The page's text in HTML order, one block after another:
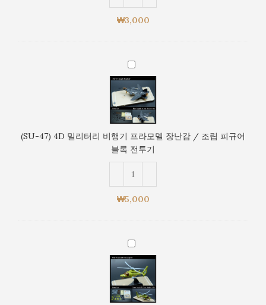
블
록
기
프
라
장
난
감
/
조
립
피
어
블
록
기
₩3,000
(SU-
47)
4D
밀
리
리
비
프
라
장
난
감
/
조
(SU-47) 4D 밀리터리 비행기 프라모델 장난감 / 조립 피규어
블록 전투기
₩5,000
(WZ-
9)
4D
밀
리